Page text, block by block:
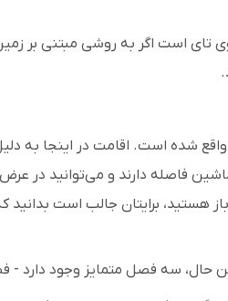
است اگر به روشی مبتنی بر زمین
شده است. اقامت در اینجا به
هستید، برایتان جالب است
این حال، سه فصل متمایز وجود دارد